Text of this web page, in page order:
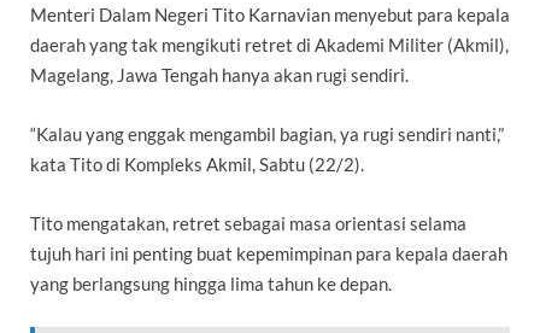
Menteri Dalam Negeri Tito Karnavian menyebut para kepala
daerah yang tak mengikuti retret di Akademi Militer (Akmil),
Magelang, Jawa Tengah hanya akan rugi sendiri.
“Kalau yang enggak mengambil bagian, ya rugi sendiri nanti,”
kata Tito di Kompleks Akmil, Sabtu (22/2).
Tito mengatakan, retret sebagai masa orientasi selama
tujuh hari ini penting buat kepemimpinan para kepala daerah
yang berlangsung hingga lima tahun ke depan.